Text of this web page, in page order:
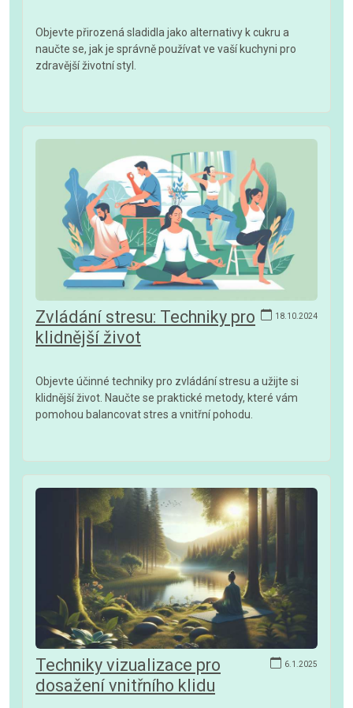
Objevte přirozená sladidla jako alternativy k cukru a
naučte se, jak je správně používat ve vaší kuchyni pro
zdravější životní styl.
18.10.2024
Zvládání stresu: Techniky pro
klidnější život
Objevte účinné techniky pro zvládání stresu a užijte si
klidnější život. Naučte se praktické metody, které vám
pomohou balancovat stres a vnitřní pohodu.
6.1.2025
Techniky vizualizace pro
dosažení vnitřního klidu